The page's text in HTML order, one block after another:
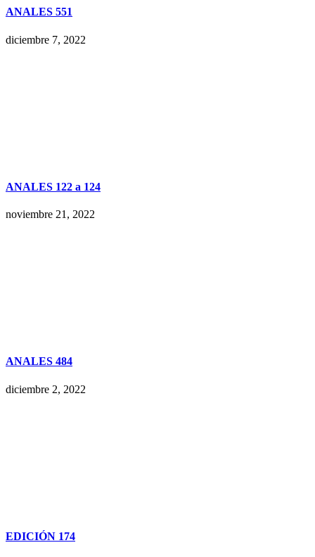
ANALES 551
diciembre 7, 2022
ANALES 122 a 124
noviembre 21, 2022
ANALES 484
diciembre 2, 2022
EDICIÓN 174